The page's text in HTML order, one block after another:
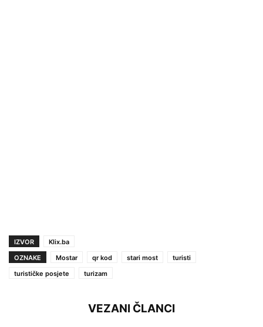
IZVOR
Klix.ba
OZNAKE
Mostar qr kod stari most
turisti
turističke posjete
turizam
VEZANI ČLANCI